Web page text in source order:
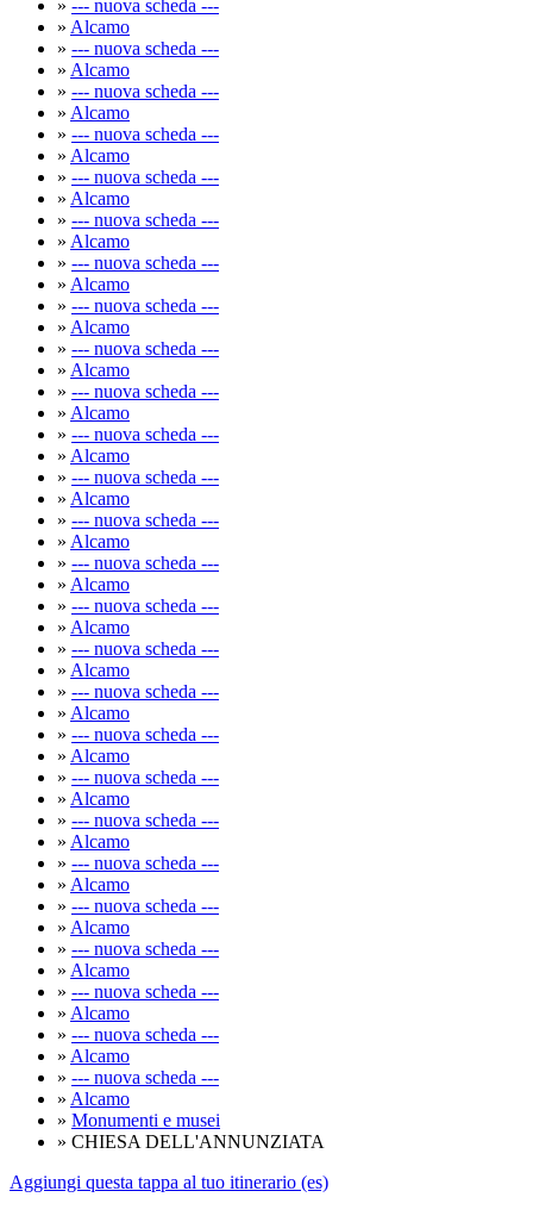
» --- nuova scheda ---
» Alcamo
» --- nuova scheda ---
» Alcamo
» --- nuova scheda ---
» Alcamo
» --- nuova scheda ---
» Alcamo
» --- nuova scheda ---
» Alcamo
» --- nuova scheda ---
» Alcamo
» --- nuova scheda ---
» Alcamo
» --- nuova scheda ---
» Alcamo
» --- nuova scheda ---
» Alcamo
» --- nuova scheda ---
» Alcamo
» --- nuova scheda ---
» Alcamo
» --- nuova scheda ---
» Alcamo
» --- nuova scheda ---
» Alcamo
» --- nuova scheda ---
» Alcamo
» --- nuova scheda ---
» Alcamo
» --- nuova scheda ---
» Alcamo
» --- nuova scheda ---
» Alcamo
» --- nuova scheda ---
» Alcamo
» --- nuova scheda ---
» Alcamo
» --- nuova scheda ---
» Alcamo
» --- nuova scheda ---
» Alcamo
» --- nuova scheda ---
» Alcamo
» --- nuova scheda ---
» Alcamo
» --- nuova scheda ---
» Alcamo
» --- nuova scheda ---
» Alcamo
» --- nuova scheda ---
» Alcamo
» Monumenti e musei
» CHIESA DELL'ANNUNZIATA
Aggiungi questa tappa al tuo itinerario (es)